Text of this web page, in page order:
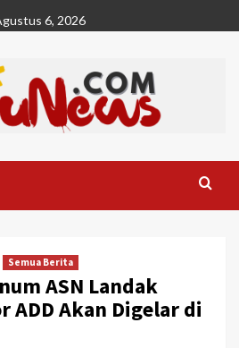
6, 2026
Semua Berita
ASN Landak
ADD Akan Digelar di